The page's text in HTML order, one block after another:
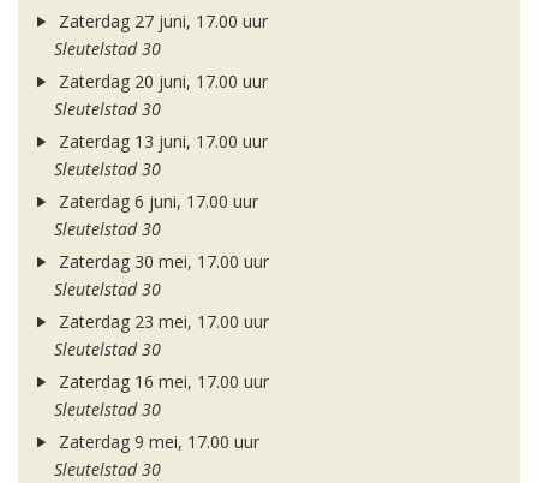
Zaterdag 27 juni, 17.00 uur
Sleutelstad 30
Zaterdag 20 juni, 17.00 uur
Sleutelstad 30
Zaterdag 13 juni, 17.00 uur
Sleutelstad 30
Zaterdag 6 juni, 17.00 uur
Sleutelstad 30
Zaterdag 30 mei, 17.00 uur
Sleutelstad 30
Zaterdag 23 mei, 17.00 uur
Sleutelstad 30
Zaterdag 16 mei, 17.00 uur
Sleutelstad 30
Zaterdag 9 mei, 17.00 uur
Sleutelstad 30